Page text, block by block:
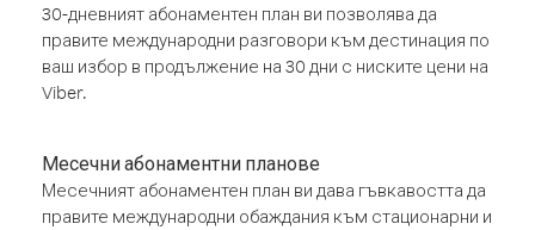
30-дневният абонаментен план ви позволява да
правите международни разговори към дестинация по
ваш избор в продължение на 30 дни с ниските цени на
Viber.
Месечни абонаментни планове
Месечният абонаментен план ви дава гъвкавостта да
правите международни обаждания към стационарни и